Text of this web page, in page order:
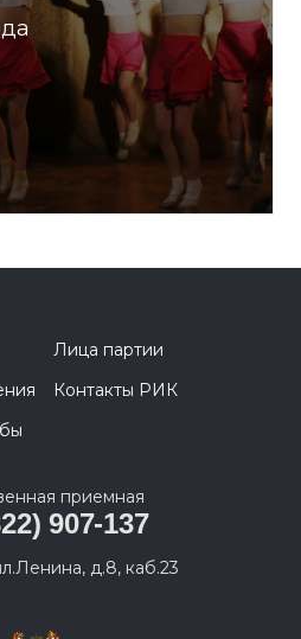
Лица партии
Контакты РИК
приемная
907-137
д.8, каб.23